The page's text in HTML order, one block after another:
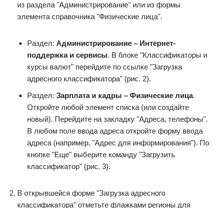
из раздела "Администрирование" или из формы
элемента справочника "Физические лица".
Раздел: Администрирование – Интернет-
поддержка и сервисы. В блоке "Классификаторы и
курсы валют" перейдите по ссылке "Загрузка
адресного классификатора" (рис. 2).
Раздел: Зарплата и кадры – Физические лица.
Откройте любой элемент списка (или создайте
новый). Перейдите на закладку "Адреса, телефоны".
В любом поле ввода адреса откройте форму ввода
адреса (например, "Адрес для информирования"). По
кнопке "Еще" выберите команду "Загрузить
классификатор" (рис. 3).
В открывшейся форме "Загрузка адресного
классификатора" отметьте флажками регионы для